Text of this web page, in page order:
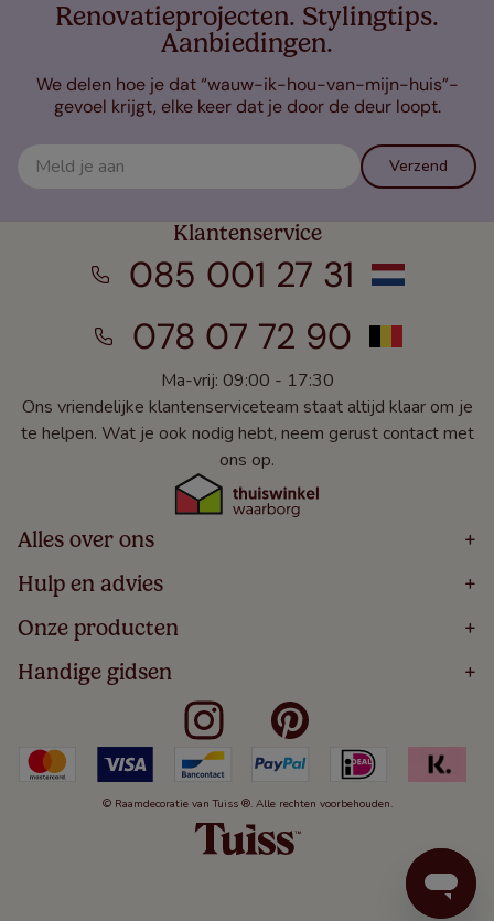
Renovatieprojecten. Stylingtips.
Aanbiedingen.
We delen hoe je dat “wauw-ik-hou-van-mijn-huis”-
gevoel krijgt, elke keer dat je door de deur loopt.
Verzend
Klantenservice
085 001 27 31
078 07 72 90
Ma-vrij: 09:00 - 17:30
Ons vriendelijke klantenserviceteam staat altijd klaar om je
te helpen. Wat je ook nodig hebt, neem gerust contact met
ons op.
Alles over ons +
Home
Over
Bestellen
Winacties
Veelgestelde Vragen
Hulp en advies +
Volg Je Bestelling
Levering
5 Jaar Garantie
Algemene Voorwaarden
Kindveiligheid
Cookies
Herroepingsrecht
Onze producten +
Houten Jaloezieën
Rolgordijnen
Verticale Jaloezieën
Duo Rolgordijnen
Duo Plisségordijnen
Handige gidsen +
Meten Voor Raamdecoratie
Badkamer Raamdecoratie
Slaapkamer Raamdecoratie
Keuken Raamdecoratie
De Jaloezieën Gids
Jaloezieënwoordenboek
© Raamdecoratie van Tuiss ®. Alle rechten voorbehouden.